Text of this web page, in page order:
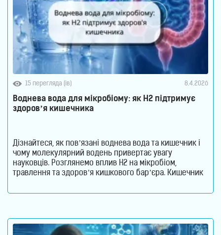
15 перегляда (ів) 8.4.2026
Воднева вода для мікробіому: як H2 підтримує
здоров’я кишечника
Дізнайтеся, як пов’язані воднева вода та кишечник і
чому молекулярний водень привертає увагу
науковців. Розглянемо вплив H2 на мікробіом,
травлення та здоров’я кишкового бар’єра. Кишечник
лише за перетравлення їжі. Сьогодні науковці
клітин, відбувається активний обмін речовин